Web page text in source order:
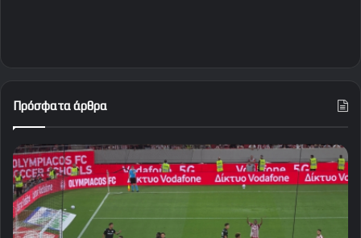
Πρόσφατα άρθρα